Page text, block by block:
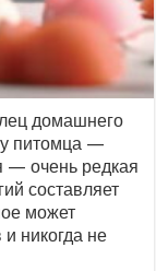
домашнего
у питомца —
— очень редкая
составляет
может
никогда не